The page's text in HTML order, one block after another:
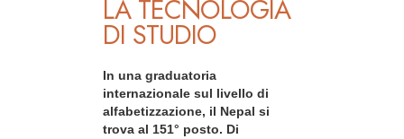
LA TECNOLOGIA
DI STUDIO
In una graduatoria
internazionale sul livello di
alfabetizzazione, il Nepal si
trova al 151° posto. Di